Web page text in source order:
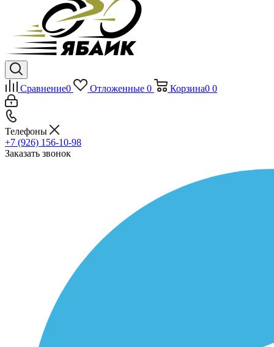
Сравнение0 Отложенные 0 Корзина0 0
Телефоны
+7 (926) 156-10-98
Заказать звонок